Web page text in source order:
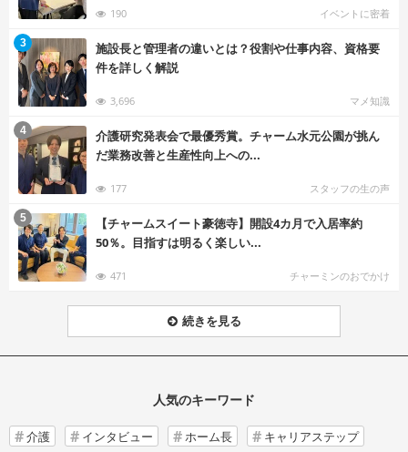
190 イベントに密着
施設長と管理者の違いとは？役割や仕事内容、資格要
件を詳しく解説
3,696 マメ知識
3
介護研究発表会で最優秀賞。チャーム水元公園が挑ん
だ業務改善と生産性向上への...
177 スタッフの生の声
4
【チャームスイート豪徳寺】開設4カ月で入居率約
50％。目指すは明るく楽しい...
471 チャーミンのおでかけ
5
続きを見る
人気のキーワード
介護 インタビュー ホーム長
キャリアステップ